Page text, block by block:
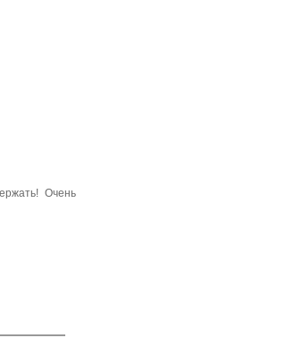
Очень